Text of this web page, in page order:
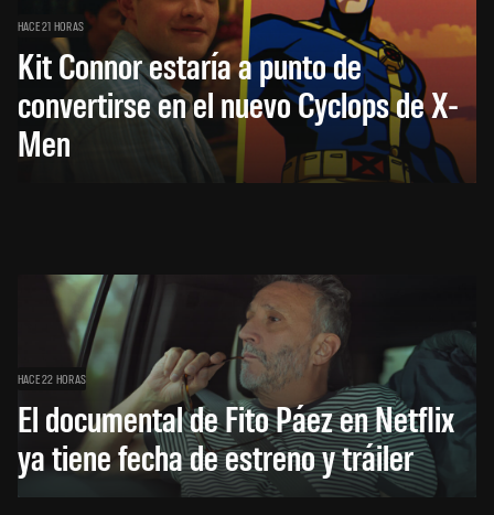
HACE 21 HORAS
Kit Connor estaría a punto de
convertirse en el nuevo Cyclops de X-
Men
HACE 22 HORAS
El documental de Fito Páez en Netflix
ya tiene fecha de estreno y tráiler